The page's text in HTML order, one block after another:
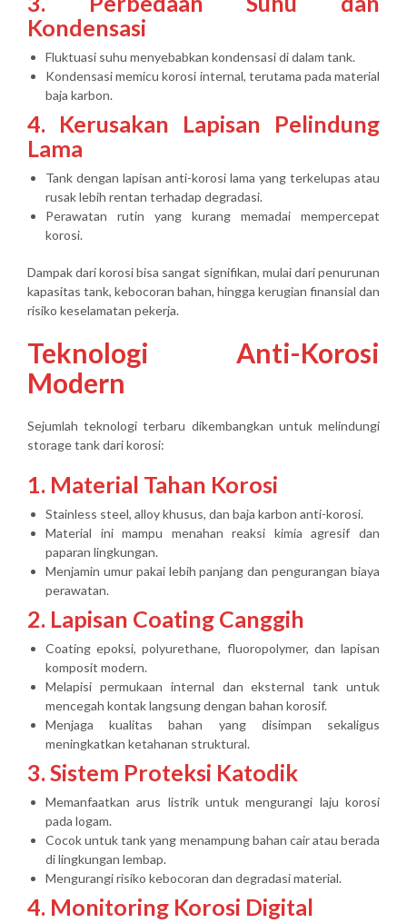
Kondensasi
Fluktuasi suhu menyebabkan kondensasi di dalam tank.
Kondensasi memicu korosi internal, terutama pada material
baja karbon.
4. Kerusakan Lapisan Pelindung
Lama
Tank dengan lapisan anti-korosi lama yang terkelupas atau
rusak lebih rentan terhadap degradasi.
Perawatan rutin yang kurang memadai mempercepat
korosi.
Dampak dari korosi bisa sangat signifikan, mulai dari penurunan
kapasitas tank, kebocoran bahan, hingga kerugian finansial dan
risiko keselamatan pekerja.
Teknologi Anti-Korosi
Modern
Sejumlah teknologi terbaru dikembangkan untuk melindungi
storage tank dari korosi:
1. Material Tahan Korosi
Stainless steel, alloy khusus, dan baja karbon anti-korosi.
Material ini mampu menahan reaksi kimia agresif dan
paparan lingkungan.
Menjamin umur pakai lebih panjang dan pengurangan biaya
perawatan.
2. Lapisan Coating Canggih
Coating epoksi, polyurethane, fluoropolymer, dan lapisan
komposit modern.
Melapisi permukaan internal dan eksternal tank untuk
mencegah kontak langsung dengan bahan korosif.
Menjaga kualitas bahan yang disimpan sekaligus
meningkatkan ketahanan struktural.
3. Sistem Proteksi Katodik
Memanfaatkan arus listrik untuk mengurangi laju korosi
pada logam.
Cocok untuk tank yang menampung bahan cair atau berada
di lingkungan lembap.
Mengurangi risiko kebocoran dan degradasi material.
4. Monitoring Korosi Digital